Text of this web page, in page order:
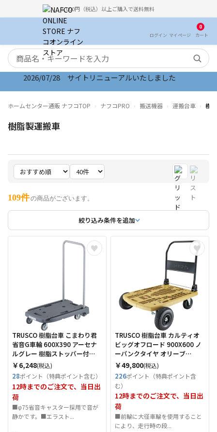
5,000円（税込）以上ご購入で送料無料
ログイン マイ ページ
0
カート
検索キーワード
2026/08/06 オンラインストア お盆期間のご注文・配送
ホームセンター通販 ナフコTOP ナフコPRO 搬送機器 運搬台車 樹
樹脂製運搬車
109件の商品がございます。
絞り込み条件を追加
TRUSCO 樹脂台車 こまわり君
省音G車輪 600X390 アーセナ
ルグレー 樹脂ストッパー付
（Tcode：3377794）
￥6,248(税込)
28ポイント（特典ポイント含む）
12時までのご注文で、当日出
荷
■φ75省音キャスター採用で音が
静かです。■エラスト...
TRUSCO 樹脂台車 カルティオ
ビッグオフロード 900X600 ノ
ーパンクタイヤ オリーブ
（Tcode：2558865）
￥49,800(税込)
226ポイント（特典ポイント含
む）
12時までのご注文で、当日出
荷
■前輪に大径車輪を使用すること
により、走行時の段...